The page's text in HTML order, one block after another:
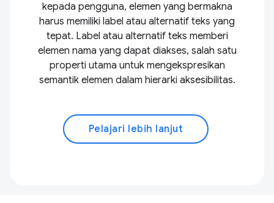
kepada pengguna, elemen yang bermakna
harus memiliki label atau alternatif teks yang
tepat. Label atau alternatif teks memberi
elemen nama yang dapat diakses, salah satu
properti utama untuk mengekspresikan
semantik elemen dalam hierarki aksesibilitas.
Pelajari lebih lanjut